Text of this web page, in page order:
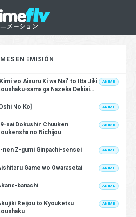
EN EMISIÓN
wo Aisuru Ki wa Nai" to Itta Jiki
sama ga Nazeka Dekiai
ANIME
No Ko] ANIME
sai Dokushin Chuuken
no Nichijou
ANIME
nen Z-gumi Ginpachi-sensei ANIME
Game wo Owarasetai ANIME
banashi ANIME
Reijou to Kyouketsu
ANIME